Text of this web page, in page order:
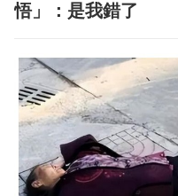
悟」：是我錯了